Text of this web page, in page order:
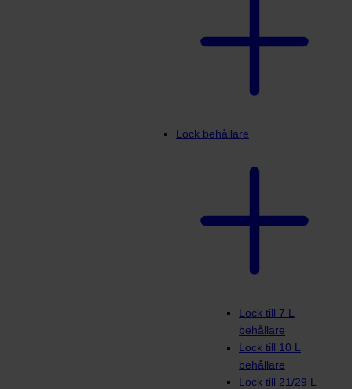
Lock behållare
Lock till 7 L
behållare
Lock till 10 L
behållare
Lock till 21/29 L